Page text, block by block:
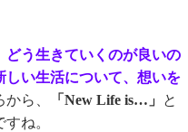
どう生きていくのが良いの
しい生活について、想いを
ら、 「New Life is…」
と
ね。